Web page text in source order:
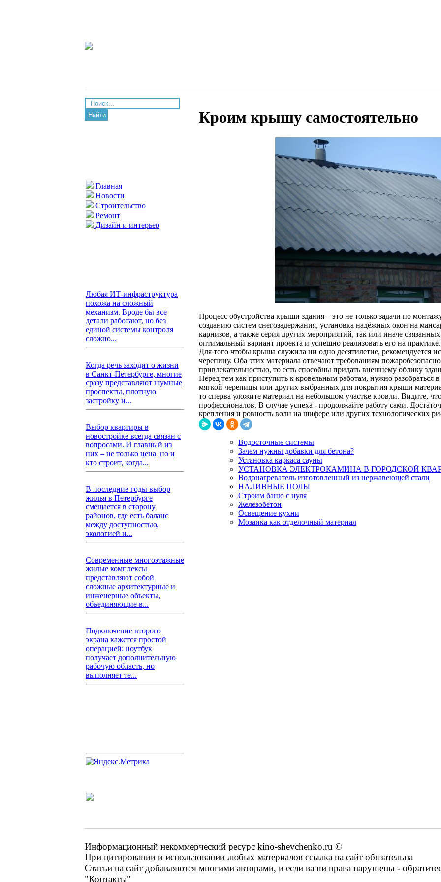
Найти
Главная
Новости
Строительство
Ремонт
Дизайн и интерьер
Любая ИТ-инфраструктура
похожа на сложный
механизм. Вроде бы все
детали работают, но без
единой системы контроля
сложно...
Когда речь заходит о жизни
в Санкт-Петербурге, многие
сразу представляют шумные
проспекты, плотную
застройку и...
Выбор квартиры в
новостройке всегда связан с
вопросами. И главный из
них – не только цена, но и
кто строит, когда...
В последние годы выбор
жилья в Петербурге
смещается в сторону
районов, где есть баланс
между доступностью,
экологией и...
Современные многоэтажные
жилые комплексы
представляют собой
сложные архитектурные и
инженерные объекты,
объединяющие в...
Подключение второго
экрана кажется простой
операцией: ноутбук
получает дополнительную
рабочую область, но
выполняет те...
Кроим крышу самостоятельно
Процесс обустройства крыши здания – это не только задачи по
созданию систем снегозадержания, установка надёжных окон на
карнизов, а также серия других мероприятий, так или иначе
оптимальный вариант проекта и успешно реализовать его на практике.
Для того чтобы крыша служила ни одно десятилетие, рекомендуется
черепицу. Оба этих материала отвечают требованиям
привлекательностью, то есть способны придать внешнему облику
Перед тем как приступить к кровельным работам, нужно разобраться
мягкой черепицы или других выбранных для покрытия крыши
то сперва уложите материал на небольшом участке кровли. Видите,
профессионалов. В случае успеха - продолжайте работу сами.
крепления и ровность волн на шифере или других технологических
Водосточные системы
Зачем нужны добавки для бетона?
Установка каркаса сауны
УСТАНОВКА ЭЛЕКТРОКАМИНА В ГОРОДСКОЙ
Водонагреватель изготовленный из нержавеющей стали
НАЛИВНЫЕ ПОЛЫ
Строим баню с нуля
Железобетон
Освещение кухни
Мозаика как отделочный материал
Информационный некоммерческий ресурс kino-shevchenko.ru ©
При цитировании и использовании любых материалов ссылка на сайт обязательна
Статьи на сайт добавляются многими авторами, и если ваши права нарушены -
"Контакты"